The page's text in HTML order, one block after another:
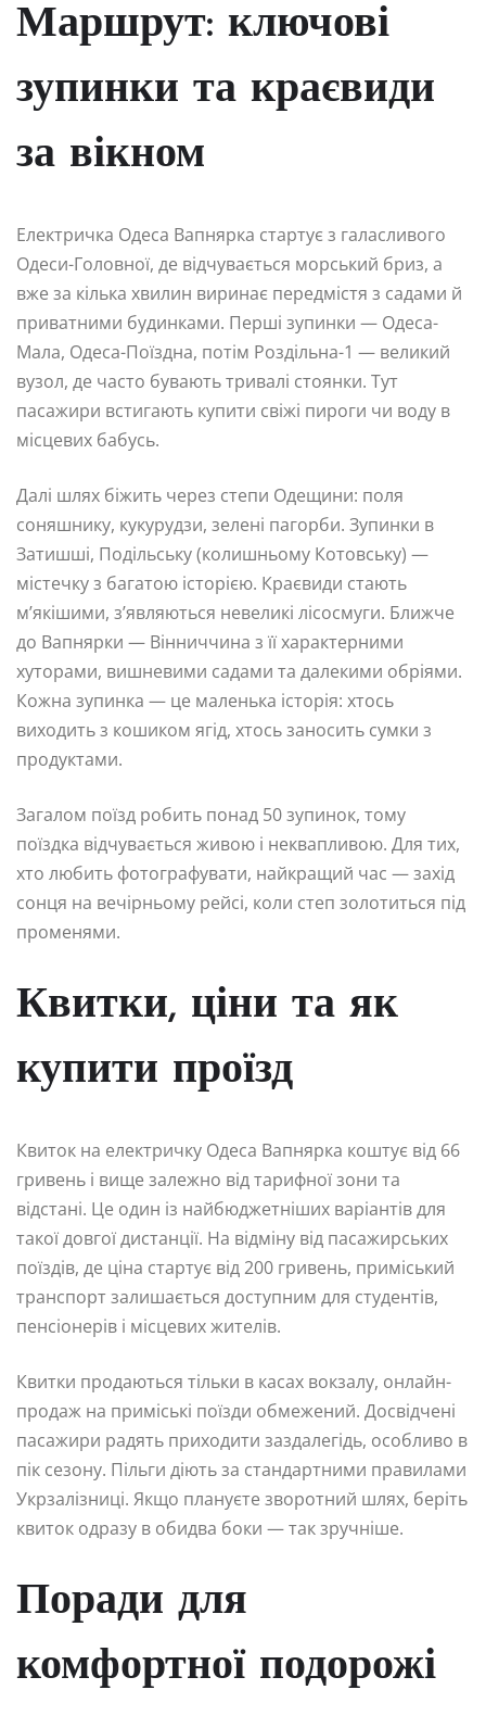
Маршрут: ключові
зупинки та краєвиди
за вікном
Електричка Одеса Вапнярка стартує з галасливого
Одеси-Головної, де відчувається морський бриз, а
вже за кілька хвилин виринає передмістя з садами й
приватними будинками. Перші зупинки — Одеса-
Мала, Одеса-Поїздна, потім Роздільна-1 — великий
вузол, де часто бувають тривалі стоянки. Тут
пасажири встигають купити свіжі пироги чи воду в
місцевих бабусь.
Далі шлях біжить через степи Одещини: поля
соняшнику, кукурудзи, зелені пагорби. Зупинки в
Затишші, Подільську (колишньому Котовську) —
містечку з багатою історією. Краєвиди стають
м’якішими, з’являються невеликі лісосмуги. Ближче
до Вапнярки — Вінниччина з її характерними
хуторами, вишневими садами та далекими обріями.
Кожна зупинка — це маленька історія: хтось
виходить з кошиком ягід, хтось заносить сумки з
продуктами.
Загалом поїзд робить понад 50 зупинок, тому
поїздка відчувається живою і неквапливою. Для тих,
хто любить фотографувати, найкращий час — захід
сонця на вечірньому рейсі, коли степ золотиться під
променями.
Квитки, ціни та як
купити проїзд
Квиток на електричку Одеса Вапнярка коштує від 66
гривень і вище залежно від тарифної зони та
відстані. Це один із найбюджетніших варіантів для
такої довгої дистанції. На відміну від пасажирських
поїздів, де ціна стартує від 200 гривень, приміський
транспорт залишається доступним для студентів,
пенсіонерів і місцевих жителів.
Квитки продаються тільки в касах вокзалу, онлайн-
продаж на приміські поїзди обмежений. Досвідчені
пасажири радять приходити заздалегідь, особливо в
пік сезону. Пільги діють за стандартними правилами
Укрзалізниці. Якщо плануєте зворотний шлях, беріть
квиток одразу в обидва боки — так зручніше.
Поради для
комфортної подорожі